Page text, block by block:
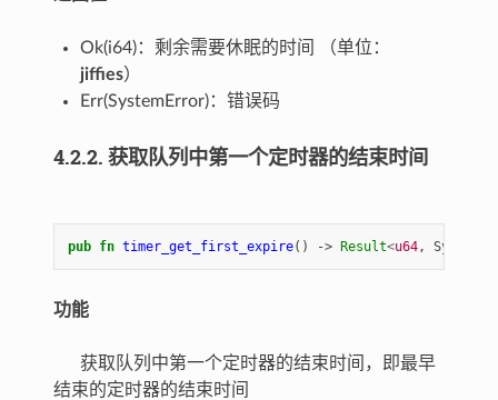
Ok(i64)：剩余需要休眠的时间 （单位：
jiffies）
Err(SystemError)：错误码
4.2.2. 获取队列中第一个定时器的结束时间
pub fn timer_get_first_expire() -> Result<u64,
功能
获取队列中第一个定时器的结束时间，即最早
结束的定时器的结束时间